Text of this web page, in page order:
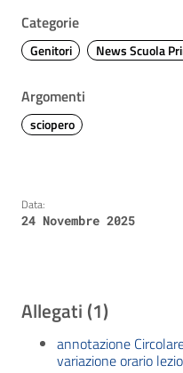
Categorie
Genitori News Scuola
Argomenti
sciopero
Data:
24 Novembre 2025
Allegati (1)
annotazione
variazione orario